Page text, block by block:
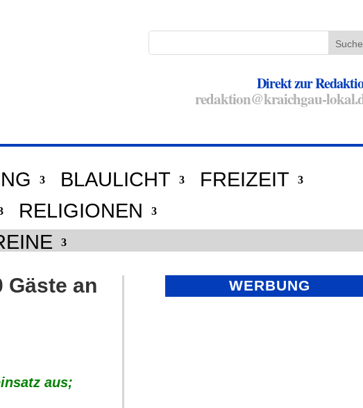
Direkt zur
redaktion@kraichgau-
BLAULICHT
FREIZEIT
RELIGIONEN
Gäste an
aus;
WERBUNG